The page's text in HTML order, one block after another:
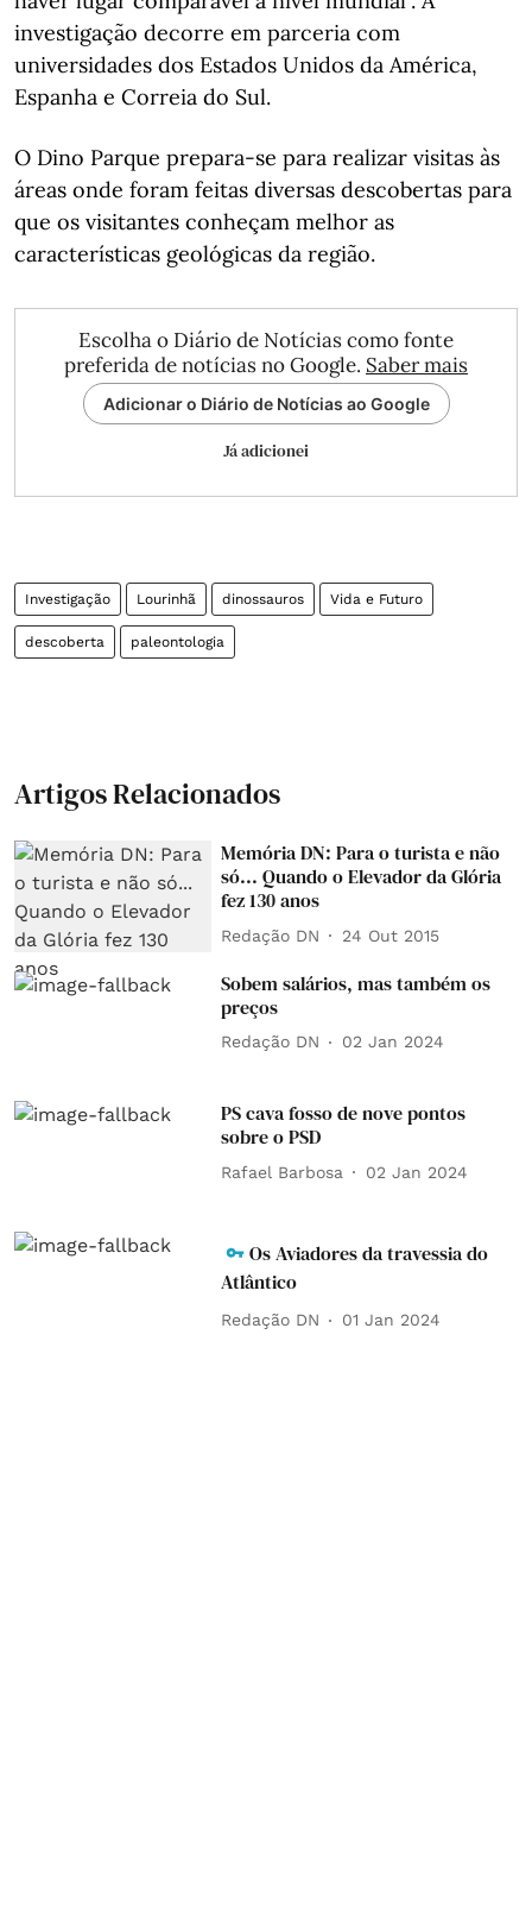
investigação decorre em parceria com
universidades dos Estados Unidos da América,
Espanha e Correia do Sul.
O Dino Parque prepara-se para realizar visitas às
áreas onde foram feitas diversas descobertas para
que os visitantes conheçam melhor as
características geológicas da região.
Escolha o Diário de Notícias como fonte
preferida de notícias no Google. Saber mais
Adicionar o Diário de Notícias ao Google
Já adicionei
Investigação Lourinhã dinossauros Vida e Futuro
descoberta paleontologia
Artigos Relacionados
Memória DN: Para o turista e não
só... Quando o Elevador da Glória
fez 130 anos
Redação DN 24 Out 2015
Sobem salários, mas também os
preços
Redação DN 02 Jan 2024
PS cava fosso de nove pontos
sobre o PSD
Rafael Barbosa 02 Jan 2024
Os Aviadores da travessia do
Atlântico
Redação DN 01 Jan 2024